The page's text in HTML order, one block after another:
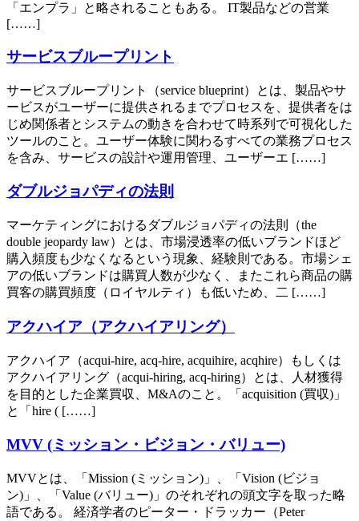
「エンプラ」と略されることもある。 IT製品などの営業
[……]
サービスブループリント
サービスブループリント（service blueprint）とは、製品やサ
ービスがユーザーに提供されるまでプロセスを、提供者をは
じめ関係者とシステムの動きを合わせて時系列で可視化した
ツールのこと。ユーザー体験に関わるすべての業務プロセス
を含み、サービスの設計や運用管理、ユーザーエ [……]
ダブルジョパディの法則
マーケティングにおけるダブルジョパディの法則（the
double jeopardy law）とは、市場浸透率の低いブランドほど
購入頻度も少なくなるという現象、経験則である。市場シェ
アの低いブランドは購買人数が少なく、またこれら商品の購
買客の購買頻度（ロイヤルティ）も低いため、二 [……]
アクハイア（アクハイアリング）
アクハイア（acqui-hire, acq-hire, acquihire, acqhire）もしくは
アクハイアリング（acqui-hiring, acq-hiring）とは、人材獲得
を目的とした企業買収、M&Aのこと。「acquisition (買収)」
と「hire ( [……]
MVV (ミッション・ビジョン・バリュー)
MVVとは、「Mission (ミッション)」、「Vision (ビジョ
ン)」、「Value (バリュー)」のそれぞれの頭文字を取った略
語である。 経済学者のピーター・ドラッカー（Peter